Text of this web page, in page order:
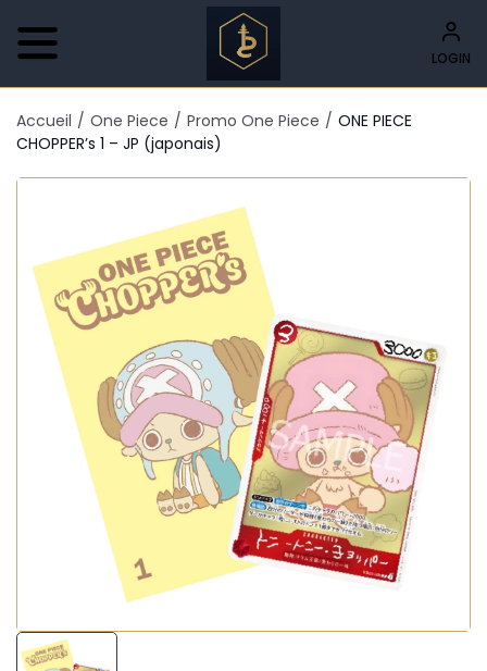
LOGIN
Accueil / One Piece / Promo One Piece / ONE PIECE
CHOPPER’s 1 – JP (japonais)